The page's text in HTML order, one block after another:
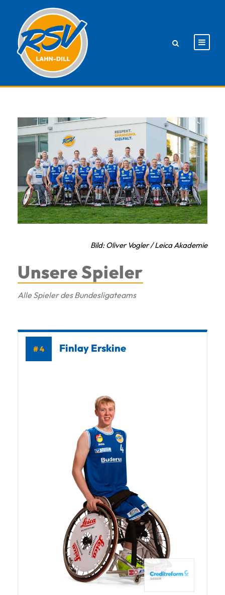
Bild: Oliver Vogler / Leica Akademie
Unsere Spieler
Alle Spieler des Bundesligateams
# 4 Finlay Erskine